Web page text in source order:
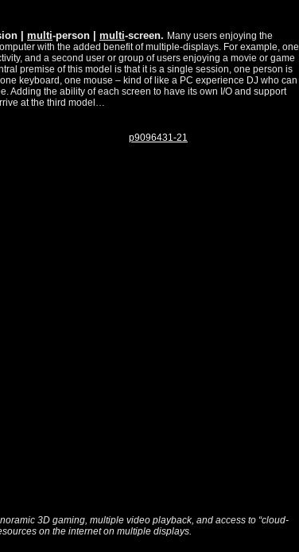
| multi-person | multi-screen. Many users enjoying the
with the added benefit of multiple-displays. For example, one
and a second user or group of users enjoying a movie or game
premise of this model is that it is a single session, one person is
keyboard, one mouse – kind of like a PC experience DJ who can
Adding the ability of each screen to have its own I/O and support
at the third model…
3D gaming, multiple video playback, and access to “cloud-
on the internet on multiple displays.